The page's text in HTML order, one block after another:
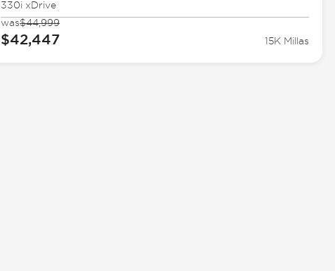
330i xDrive
was$44,999
$42,447 15K Millas